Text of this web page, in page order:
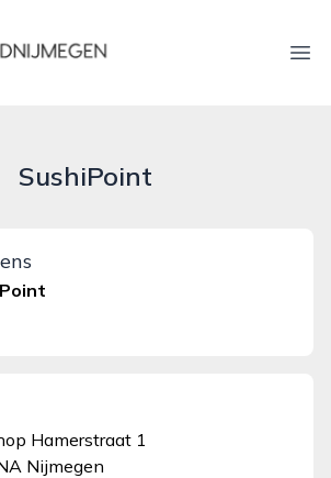
SushiPoint
Hamerstraat 1
Nijmegen